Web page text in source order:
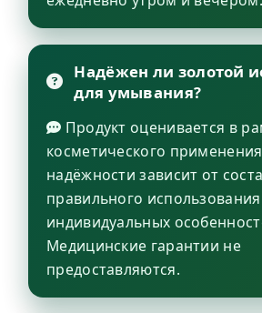
Надёжен ли золотой
для умывания?
Продукт оценивается в
косметического
надёжности зависит от
правильного
индивидуальных
Медицинские гарантии не
предоставляются.